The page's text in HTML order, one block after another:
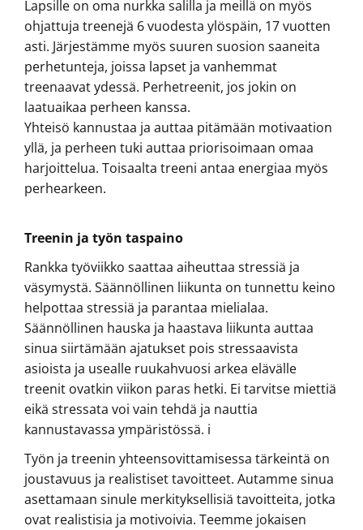
Lapsille on oma nurkka salilla ja meillä on myös
ohjattuja treenejä 6 vuodesta ylöspäin, 17 vuotten
asti. Järjestämme myös suuren suosion saaneita
perhetunteja, joissa lapset ja vanhemmat
treenaavat ydessä. Perhetreenit, jos jokin on
laatuaikaa perheen kanssa.
Yhteisö kannustaa ja auttaa pitämään motivaation
yllä, ja perheen tuki auttaa priorisoimaan omaa
harjoittelua. Toisaalta treeni antaa energiaa myös
perhearkeen.
Treenin ja työn taspaino
Rankka työviikko saattaa aiheuttaa stressiä ja
väsymystä. Säännöllinen liikunta on tunnettu keino
helpottaa stressiä ja parantaa mielialaa.
Säännöllinen hauska ja haastava liikunta auttaa
sinua siirtämään ajatukset pois stressaavista
asioista ja usealle ruukahvuosi arkea elävälle
treenit ovatkin viikon paras hetki. Ei tarvitse miettiä
eikä stressata voi vain tehdä ja nauttia
kannustavassa ympäristössä. i
Työn ja treenin yhteensovittamisessa tärkeintä on
joustavuus ja realistiset tavoitteet. Autamme sinua
asettamaan sinule merkityksellisiä tavoitteita, jotka
ovat realistisia ja motivoivia. Teemme jokaisen